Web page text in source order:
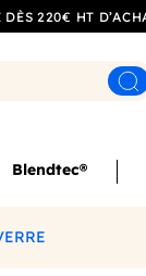
220€ HT
Blendtec®